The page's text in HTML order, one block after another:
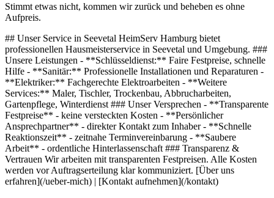
Stimmt etwas nicht, kommen wir zurück und beheben es ohne
Aufpreis.
## Unser Service in Seevetal HeimServ Hamburg bietet
professionellen Hausmeisterservice in Seevetal und Umgebung. ###
Unsere Leistungen - **Schlüsseldienst:** Faire Festpreise, schnelle
Hilfe - **Sanitär:** Professionelle Installationen und Reparaturen -
**Elektriker:** Fachgerechte Elektroarbeiten - **Weitere
Services:** Maler, Tischler, Trockenbau, Abbrucharbeiten,
Gartenpflege, Winterdienst ### Unser Versprechen - **Transparente
Festpreise** - keine versteckten Kosten - **Persönlicher
Ansprechpartner** - direkter Kontakt zum Inhaber - **Schnelle
Reaktionszeit** - zeitnahe Terminvereinbarung - **Saubere
Arbeit** - ordentliche Hinterlassenschaft ### Transparenz &
Vertrauen Wir arbeiten mit transparenten Festpreisen. Alle Kosten
werden vor Auftragserteilung klar kommuniziert. [Über uns
erfahren](/ueber-mich) | [Kontakt aufnehmen](/kontakt)